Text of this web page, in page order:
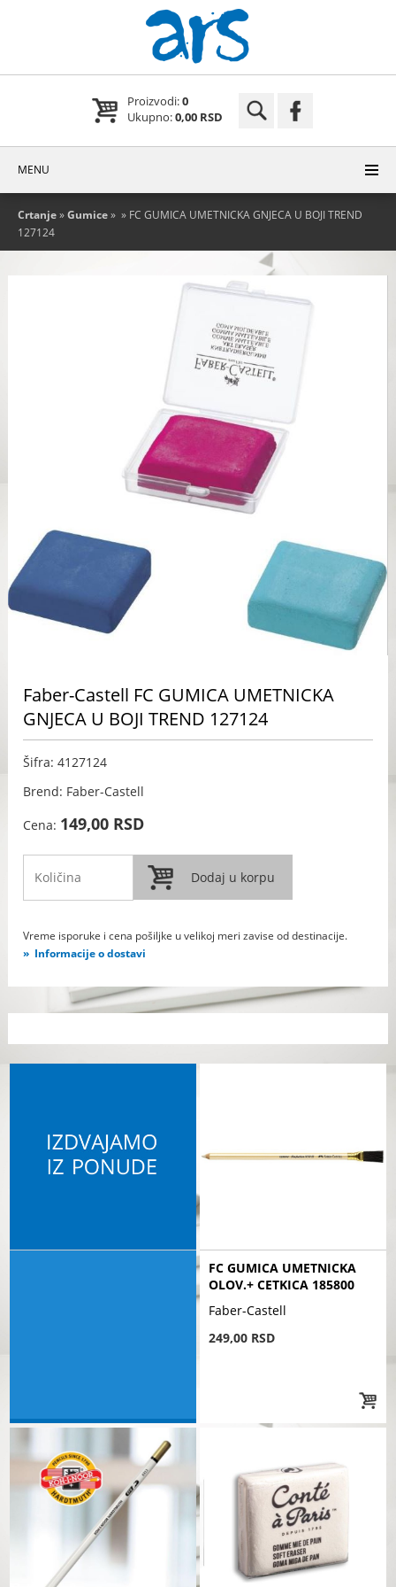
Proizvodi:0
Ukupno:0,00 RSD
MENU
Crtanje»Gumice» » FC GUMICA UMETNICKA GNJECA U BOJI TREND
127124
Faber-Castell FC GUMICA UMETNICKA
GNJECA U BOJI TREND 127124
Šifra: 4127124
Brend: Faber-Castell
Cena: 149,00 RSD
Vreme isporuke i cena pošiljke u velikoj meri zavise od destinacije.
Informacije o dostavi
FC GUMICA UMETNICKA
OLOV.+ CETKICA 185800
Faber-Castell
249,00 RSD